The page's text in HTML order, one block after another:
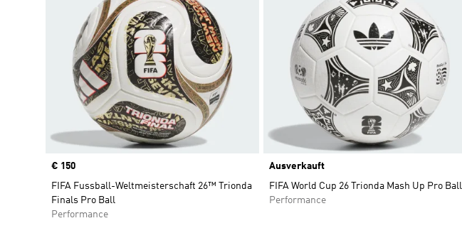
Price
€ 150
FIFA Fussball-Weltmeisterschaft 26™ Trionda
Finals Pro Ball
Performance
Ausverkauft
FIFA World Cup 26 Trionda Mash Up Pro Ball
Performance